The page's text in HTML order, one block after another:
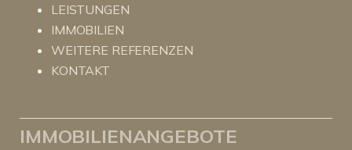
LEISTUNGEN
IMMOBILIEN
WEITERE REFERENZEN
KONTAKT
IMMOBILIENANGEBOTE